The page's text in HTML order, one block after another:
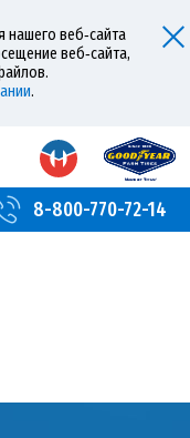
нашего веб‑сайта
веб‑сайта,
.
8-800-770-72-14